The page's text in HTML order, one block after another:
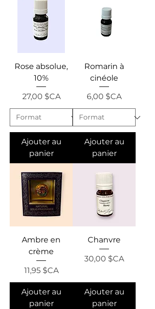
Rose absolue,
10%
Prix
27,00 $CA
Ajouter au
panier
Romarin à
cinéole
Prix
6,00 $CA
Ajouter au
panier
Ambre en
crème
Prix
11,95 $CA
Ajouter au
panier
Chanvre
Prix
30,00 $CA
Ajouter au
panier